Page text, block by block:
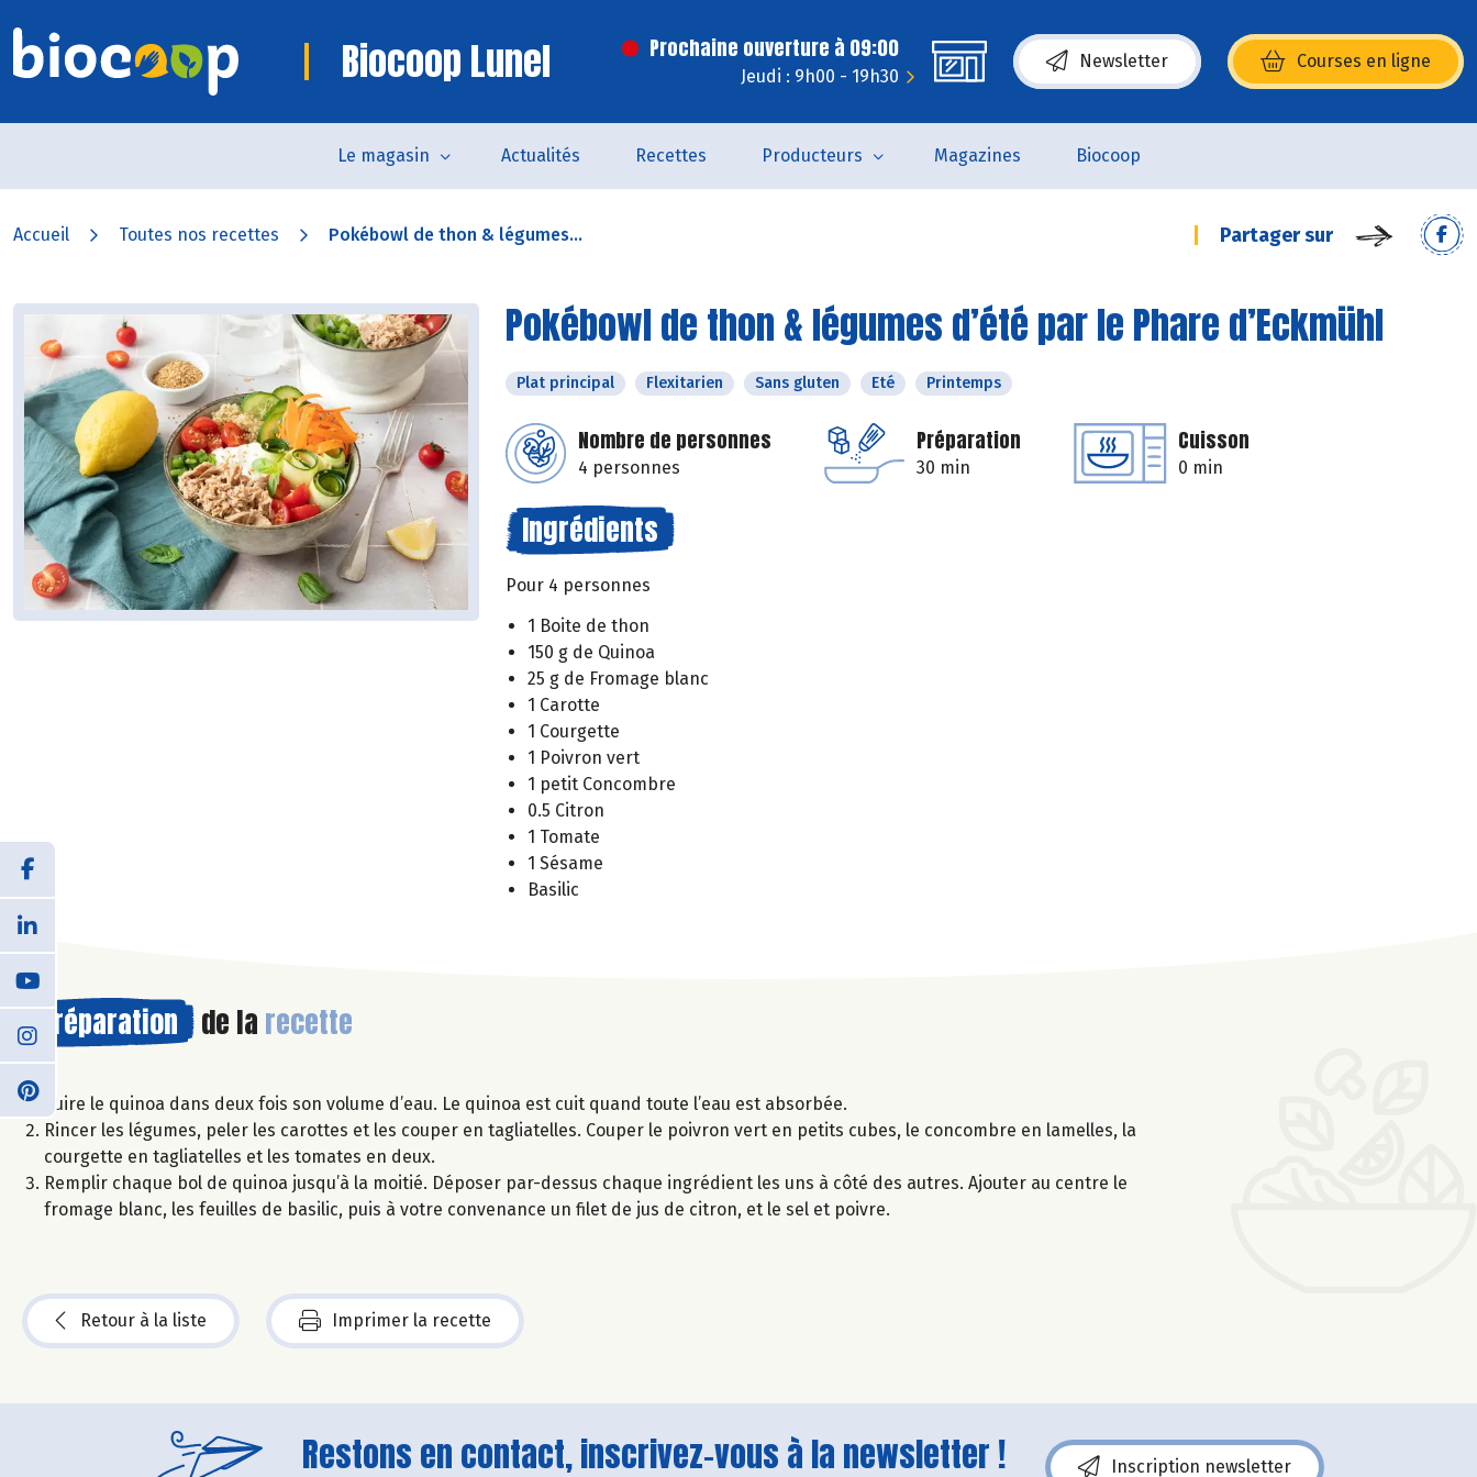
Biocoop Lunel Prochaine ouverture à 09:00
Jeudi : 9h00 - 19h30
Newsletter Courses en ligne
(s’ouvre dans une nouvelle fenêtre)
Le magasin Actualités Recettes Producteurs Magazines Biocoop
Accueil Toutes nos recettes Pokébowl de thon & légumes... Partager sur
Pokébowl de thon & légumes d’été par le Phare d’Eckmühl
Plat principal Flexitarien Sans gluten Eté Printemps
Nombre de personnes
4 personnes
Préparation
30 min
Cuisson
0 min
Ingrédients
Pour 4 personnes
1 Boite de thon
150 g de Quinoa
25 g de Fromage blanc
1 Carotte
1 Courgette
1 Poivron vert
1 petit Concombre
0.5 Citron
1 Tomate
1 Sésame
Basilic
Préparation de la recette
Cuire le quinoa dans deux fois son volume d’eau. Le quinoa est cuit quand toute l’eau est absorbée.
Rincer les légumes, peler les carottes et les couper en tagliatelles. Couper le poivron vert en petits cubes, le concombre en lamelles, la
courgette en tagliatelles et les tomates en deux.
Remplir chaque bol de quinoa jusqu’à la moitié. Déposer par-dessus chaque ingrédient les uns à côté des autres. Ajouter au centre le
fromage blanc, les feuilles de basilic, puis à votre convenance un filet de jus de citron, et le sel et poivre.
Retour à la liste Imprimer la recette
Restons en contact, inscrivez-vous à la newsletter ! Inscription newsletter